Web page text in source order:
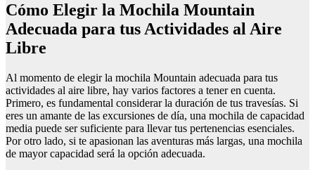
Cómo Elegir la Mochila Mountain
Adecuada para tus Actividades al Aire
Libre
Al momento de elegir la mochila Mountain adecuada para tus
actividades al aire libre, hay varios factores a tener en cuenta.
Primero, es fundamental considerar la duración de tus travesías. Si
eres un amante de las excursiones de día, una mochila de capacidad
media puede ser suficiente para llevar tus pertenencias esenciales.
Por otro lado, si te apasionan las aventuras más largas, una mochila
de mayor capacidad será la opción adecuada.